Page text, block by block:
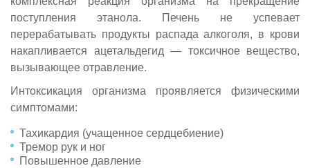
поступления этанола. Печень не успевает
перерабатывать продукты распада алкоголя, в крови
накапливается ацетальдегид — токсичное вещество,
вызывающее отравление.
Интоксикация организма проявляется физическими
симптомами:
Тахикардия (учащенное сердцебиение)
Тремор рук и ног
Повышенное давление